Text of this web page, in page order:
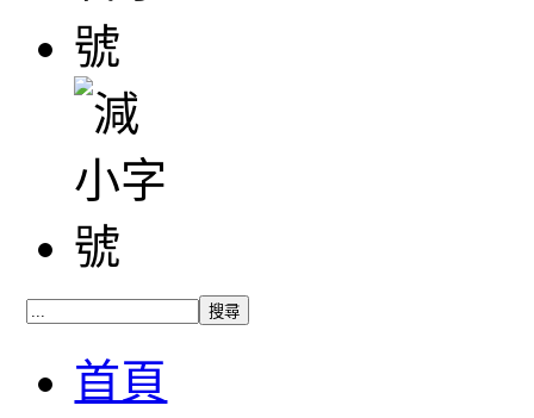
首頁